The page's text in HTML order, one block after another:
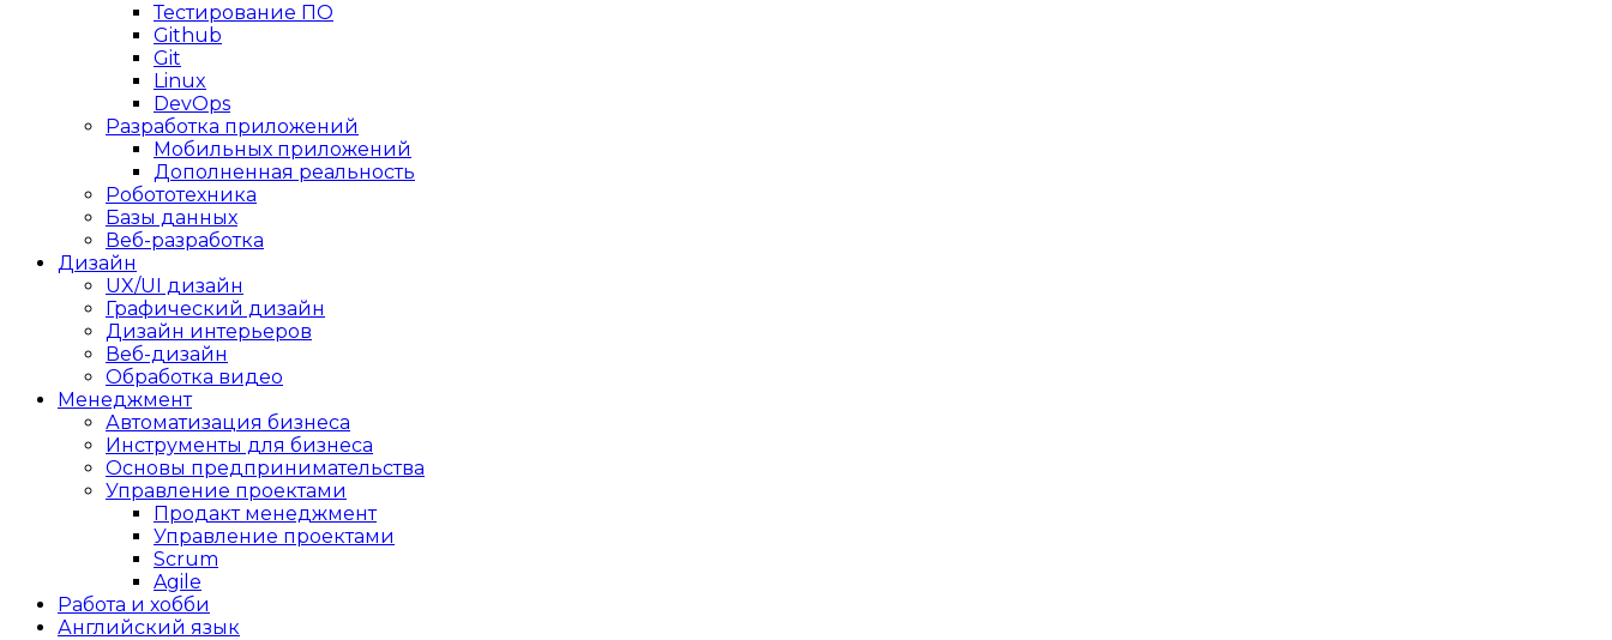
Тестирование ПО
Github
Git
Linux
DevOps
Разработка приложений
Мобильных приложений
Дополненная реальность
Робототехника
Базы данных
Веб-разработка
Дизайн
UX/UI дизайн
Графический дизайн
Дизайн интерьеров
Веб-дизайн
Обработка видео
Менеджмент
Автоматизация бизнеса
Инструменты для бизнеса
Основы предпринимательства
Управление проектами
Продакт менеджмент
Управление проектами
Scrum
Agile
Работа и хобби
Английский язык